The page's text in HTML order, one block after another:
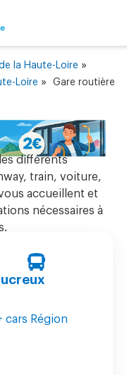
la Haute-Loire »
Loire » Gare routière
différents
train, voiture,
accueillent et
nécessaires à
cars Région